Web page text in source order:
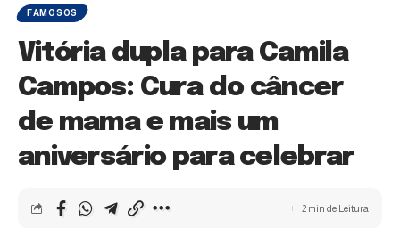
FAMOSOS
Vitória dupla para Camila
Campos: Cura do câncer
de mama e mais um
aniversário para celebrar
2 min de Leitura